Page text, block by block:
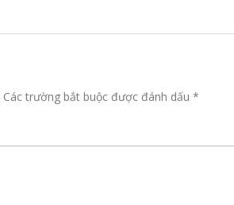
Các trường bắt buộc được đánh dấu *